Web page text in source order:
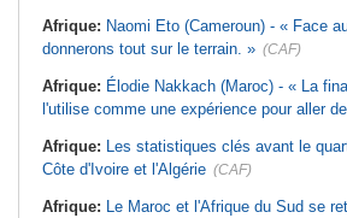
Afrique: Naomi Eto (Cameroun) - « Face
donnerons tout sur le terrain. » (CAF)
Afrique: Élodie Nakkach (Maroc) - « La
l'utilise comme une expérience pour aller
Afrique: Les statistiques clés avant le
Côte d'Ivoire et l'Algérie (CAF)
Afrique: Le Maroc et l'Afrique du Sud se